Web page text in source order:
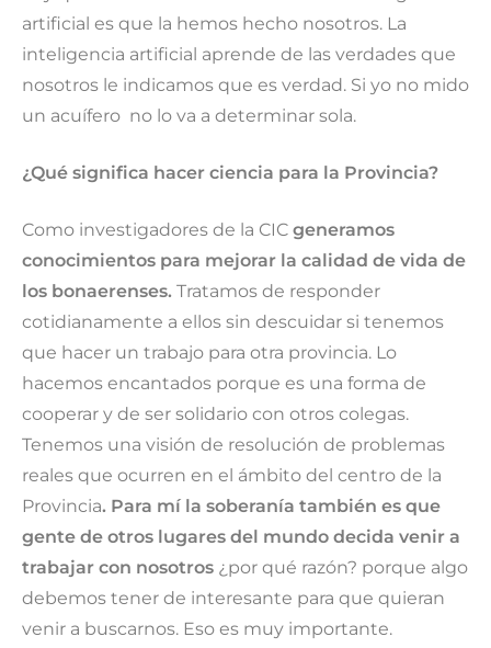
artificial es que la hemos hecho nosotros. La
inteligencia artificial aprende de las verdades que
nosotros le indicamos que es verdad. Si yo no mido
un acuífero no lo va a determinar sola.
¿Qué significa hacer ciencia para la Provincia?
Como investigadores de la CIC generamos
conocimientos para mejorar la calidad de vida de
los bonaerenses. Tratamos de responder
cotidianamente a ellos sin descuidar si tenemos
que hacer un trabajo para otra provincia. Lo
hacemos encantados porque es una forma de
cooperar y de ser solidario con otros colegas.
Tenemos una visión de resolución de problemas
reales que ocurren en el ámbito del centro de la
Provincia. Para mí la soberanía también es que
gente de otros lugares del mundo decida venir a
trabajar con nosotros ¿por qué razón? porque algo
debemos tener de interesante para que quieran
venir a buscarnos. Eso es muy importante.